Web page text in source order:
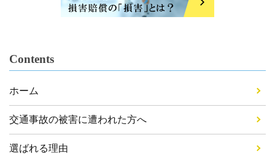
Contents
ホーム
交通事故の被害に遭われた方へ
選ばれる理由